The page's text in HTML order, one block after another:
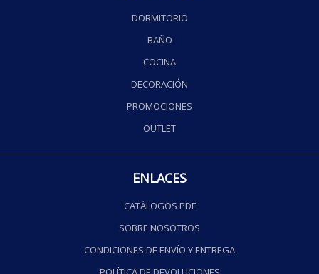
DORMITORIO
BAÑO
COCINA
DECORACIÓN
PROMOCIONES
OUTLET
ENLACES
CATÁLOGOS PDF
SOBRE NOSOTROS
CONDICIONES DE ENVÍO Y ENTREGA